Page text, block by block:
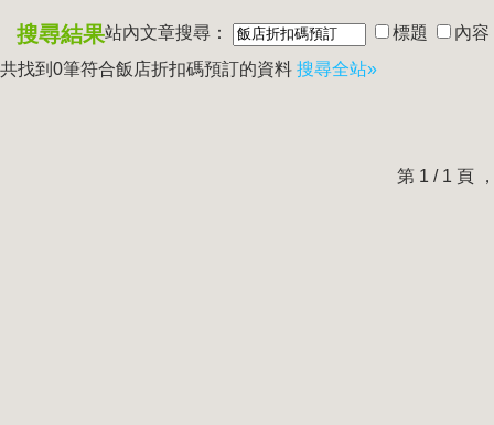
搜尋結果站內文章搜尋： 標題
內容
共找到0筆符合飯店折扣碼預訂的資料 搜尋全站»
第 1 / 1